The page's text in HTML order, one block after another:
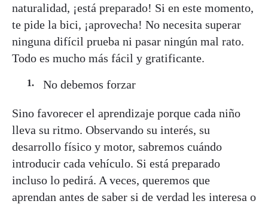
naturalidad, ¡está preparado! Si en este momento,
te pide la bici, ¡aprovecha! No necesita superar
ninguna difícil prueba ni pasar ningún mal rato.
Todo es mucho más fácil y gratificante.
No debemos forzar
Sino favorecer el aprendizaje porque cada niño
lleva su ritmo. Observando su interés, su
desarrollo físico y motor, sabremos cuándo
introducir cada vehículo. Si está preparado
incluso lo pedirá. A veces, queremos que
aprendan antes de saber si de verdad les interesa o